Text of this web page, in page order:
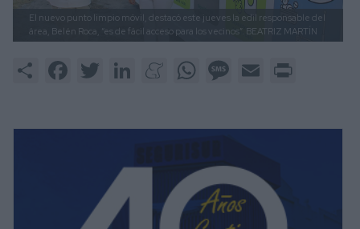
El nuevo punto limpio móvil, destacó este jueves la edil responsable del
área, Belén Roca, “es de fácil acceso para los vecinos”. BEATRIZ MARTÍN
Share FacebookTwitter LinkedInMeneameWhatsAppMessage
Email